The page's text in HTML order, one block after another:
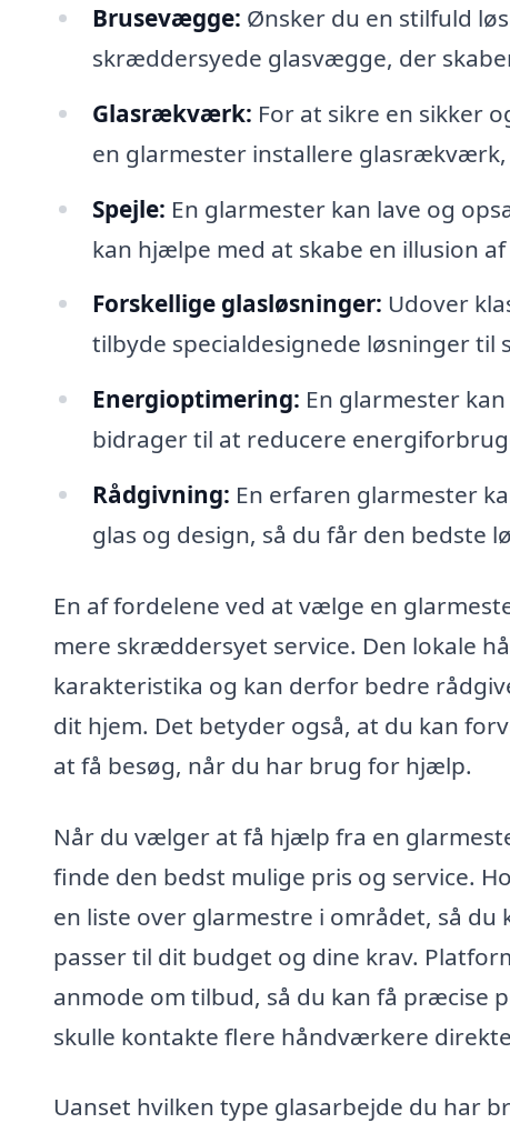
Brusevægge: Ønsker du en stilfuld
skræddersyede glasvægge, der
Glasrækværk: For at sikre en sikker
en glarmester installere
Spejle: En glarmester kan lave og
kan hjælpe med at skabe en illusion
Forskellige glasløsninger: Udover
tilbyde specialdesignede løsninger til
Energioptimering: En glarmester
bidrager til at reducere
Rådgivning: En erfaren glarmester
glas og design, så du får den bedste
En af fordelene ved at vælge en
mere skræddersyet service. Den lokale
karakteristika og kan derfor bedre
dit hjem. Det betyder også, at du kan
at få besøg, når du har brug for hjælp.
Når du vælger at få hjælp fra en
finde den bedst mulige pris og service.
en liste over glarmestre i området, så
passer til dit budget og dine krav.
anmode om tilbud, så du kan få præcise
skulle kontakte flere håndværkere
Uanset hvilken type glasarbejde du har